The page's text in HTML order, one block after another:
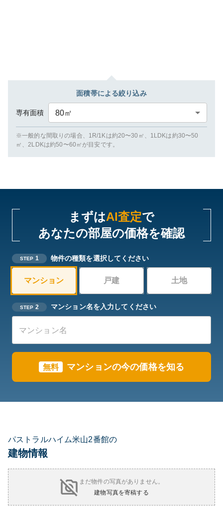
面積帯による絞り込み
専有面積 80㎡
※一般的な間取りの場合、1R/1Kは約20〜30㎡、1LDKは約30〜50
㎡、2LDKは約50〜60㎡が目安です。
まずはAI査定で
あなたの部屋の価格を確認
STEP 1 物件の種類を選択してください
マンション 戸建 土地
STEP 2 マンション名を入力してください
無料 マンションの今の価格を知る
パストラルハイム米山2番館の
建物情報
まだ物件の写真がありません。
建物写真を寄稿する